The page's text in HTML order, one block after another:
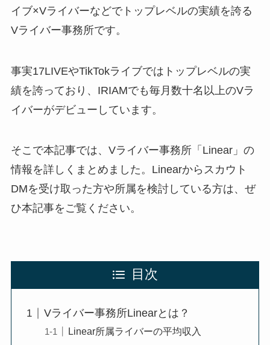
イブ×Vライバーなどでトップレベルの実績を誇る
Vライバー事務所です。
事実17LIVEやTikTokライブではトップレベルの実
績を誇っており、IRIAMでも毎月数十名以上のVラ
イバーがデビューしています。
そこで本記事では、Vライバー事務所「Linear」の
情報を詳しくまとめました。Linearからスカウト
DMを受け取った方や所属を検討している方は、ぜ
ひ本記事をご覧ください。
目次
Vライバー事務所Linearとは？
Linear所属ライバーの平均収入